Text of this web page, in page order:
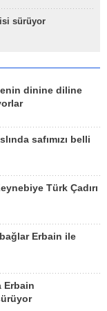
sürüyor
dinine diline
safımızı belli
Türk Çadırı
Erbain ile
Erbain